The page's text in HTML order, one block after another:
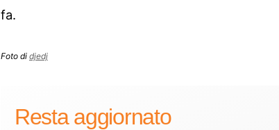
fa.
Foto di djedj
Resta aggiornato